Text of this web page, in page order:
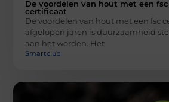
De voordelen van hout met een fsc
certificaat
De voordelen van hout met een fsc
afgelopen jaren is duurzaamheid
aan het worden. Het
Smartclub